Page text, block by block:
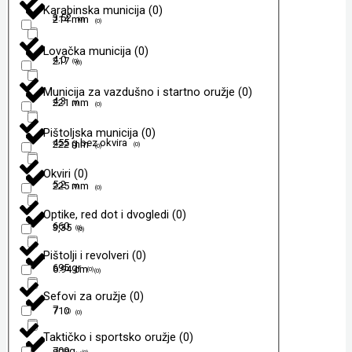
3.52 (0)
4,0 (0)
4,3 (0)
455 g bez okvira (0)
5,2 (0)
660 (0)
695 gr (0)
7 (0)
214 mm (0)
217 (0)
221 mm (0)
222 mm (0)
225 mm (0)
3,35 (0)
6.94 cm (0)
710 (0)
Karabinska municija (0)
Lovačka municija (0)
Municija za vazdušno i startno oružje (0)
Pištoljska municija (0)
Okviri (0)
Optike, red dot i dvogledi (0)
Pištolji i revolveri (0)
Sefovi za oružje (0)
Taktičko i sportsko oružje (0)